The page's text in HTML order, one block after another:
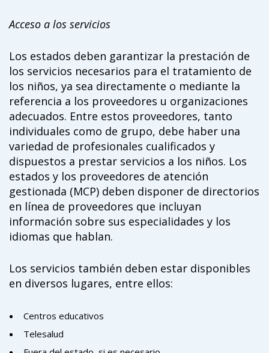
Acceso a los servicios
Los estados deben garantizar la prestación de
los servicios necesarios para el tratamiento de
los niños, ya sea directamente o mediante la
referencia a los proveedores u organizaciones
adecuados. Entre estos proveedores, tanto
individuales como de grupo, debe haber una
variedad de profesionales cualificados y
dispuestos a prestar servicios a los niños. Los
estados y los proveedores de atención
gestionada (MCP) deben disponer de directorios
en línea de proveedores que incluyan
información sobre sus especialidades y los
idiomas que hablan.
Los servicios también deben estar disponibles
en diversos lugares, entre ellos:
Centros educativos
Telesalud